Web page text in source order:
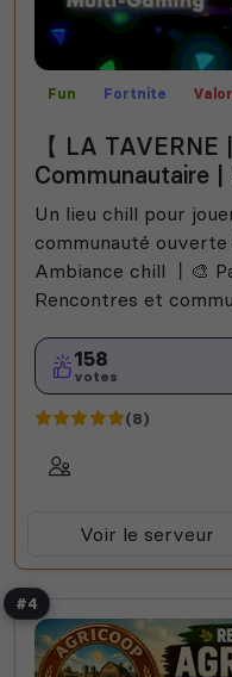
Fun Fortnite
Créatif
Films Bot
Jeux
Among Us
【 LA
Communautaire |
Un lieu chill pour
communauté ouverte
Ambiance chill 丨🎨
Rencontres et
158
votes
(8)
Voir le serveur
#4